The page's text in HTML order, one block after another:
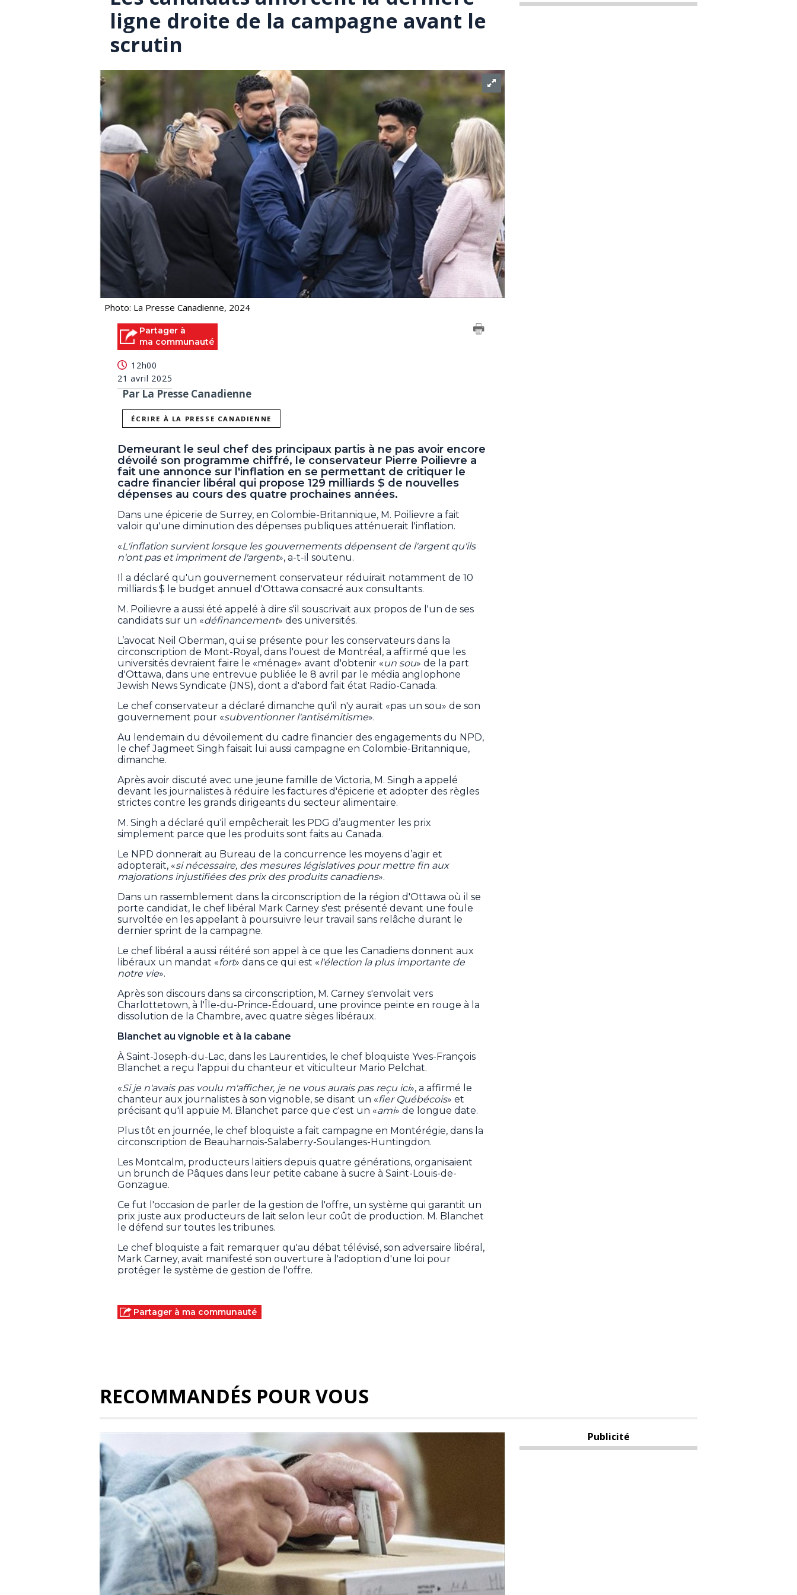
ligne droite de la campagne avant le
scrutin
Photo: La Presse Canadienne, 2024
Partager à
ma communauté
12h00
21 avril 2025
Par La Presse Canadienne
ÉCRIRE À LA PRESSE CANADIENNE
Demeurant le seul chef des principaux partis à ne pas avoir encore
dévoilé son programme chiffré, le conservateur Pierre Poilievre a
fait une annonce sur l'inflation en se permettant de critiquer le
cadre financier libéral qui propose 129 milliards $ de nouvelles
dépenses au cours des quatre prochaines années.
Dans une épicerie de Surrey, en Colombie-Britannique, M. Poilievre a fait
valoir qu'une diminution des dépenses publiques atténuerait l'inflation.
«L'inflation survient lorsque les gouvernements dépensent de l'argent qu'ils
n'ont pas et impriment de l'argent», a-t-il soutenu.
Il a déclaré qu'un gouvernement conservateur réduirait notamment de 10
milliards $ le budget annuel d'Ottawa consacré aux consultants.
M. Poilievre a aussi été appelé à dire s'il souscrivait aux propos de l'un de ses
candidats sur un «définancement» des universités.
L’avocat Neil Oberman, qui se présente pour les conservateurs dans la
circonscription de Mont-Royal, dans l'ouest de Montréal, a affirmé que les
universités devraient faire le «ménage» avant d'obtenir «un sou» de la part
d'Ottawa, dans une entrevue publiée le 8 avril par le média anglophone
Jewish News Syndicate (JNS), dont a d'abord fait état Radio-Canada.
Le chef conservateur a déclaré dimanche qu'il n'y aurait «pas un sou» de son
gouvernement pour «subventionner l'antisémitisme».
Au lendemain du dévoilement du cadre financier des engagements du NPD,
le chef Jagmeet Singh faisait lui aussi campagne en Colombie-Britannique,
dimanche.
Après avoir discuté avec une jeune famille de Victoria, M. Singh a appelé
devant les journalistes à réduire les factures d'épicerie et adopter des règles
strictes contre les grands dirigeants du secteur alimentaire.
M. Singh a déclaré qu'il empêcherait les PDG d’augmenter les prix
simplement parce que les produits sont faits au Canada.
Le NPD donnerait au Bureau de la concurrence les moyens d’agir et
adopterait, «si nécessaire, des mesures législatives pour mettre fin aux
majorations injustifiées des prix des produits canadiens».
Dans un rassemblement dans la circonscription de la région d'Ottawa où il se
porte candidat, le chef libéral Mark Carney s'est présenté devant une foule
survoltée en les appelant à poursuivre leur travail sans relâche durant le
dernier sprint de la campagne.
Le chef libéral a aussi réitéré son appel à ce que les Canadiens donnent aux
libéraux un mandat «fort» dans ce qui est «l'élection la plus importante de
notre vie».
Après son discours dans sa circonscription, M. Carney s'envolait vers
Charlottetown, à l'Île-du-Prince-Édouard, une province peinte en rouge à la
dissolution de la Chambre, avec quatre sièges libéraux.
Blanchet au vignoble et à la cabane
À Saint-Joseph-du-Lac, dans les Laurentides, le chef bloquiste Yves-François
Blanchet a reçu l'appui du chanteur et viticulteur Mario Pelchat.
«Si je n'avais pas voulu m'afficher, je ne vous aurais pas reçu ici», a affirmé le
chanteur aux journalistes à son vignoble, se disant un «fier Québécois» et
précisant qu'il appuie M. Blanchet parce que c'est un «ami» de longue date.
Plus tôt en journée, le chef bloquiste a fait campagne en Montérégie, dans la
circonscription de Beauharnois-Salaberry-Soulanges-Huntingdon.
Les Montcalm, producteurs laitiers depuis quatre générations, organisaient
un brunch de Pâques dans leur petite cabane à sucre à Saint-Louis-de-
Gonzague.
Ce fut l'occasion de parler de la gestion de l'offre, un système qui garantit un
prix juste aux producteurs de lait selon leur coût de production. M. Blanchet
le défend sur toutes les tribunes.
Le chef bloquiste a fait remarquer qu'au débat télévisé, son adversaire libéral,
Mark Carney, avait manifesté son ouverture à l'adoption d'une loi pour
protéger le système de gestion de l'offre.
Partager à ma communauté
RECOMMANDÉS POUR VOUS
Publicité